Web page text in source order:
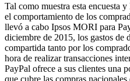
Tal como muestra esta encuesta
el comportamiento de los
llevó a cabo Ipsos MORI para
diciembre de 2015, los gastos de
compartida tanto por los
hora de realizar transacciones
PayPal ofrece a sus clientes una
que cubre las compras